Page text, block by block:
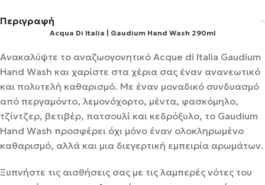
Περιγραφή
Acqua Di Italia | Gaudium Hand Wash 290ml
Ανακαλύψτε το αναζωογονητικό Acque di Italia Gaudium
Hand Wash και χαρίστε στα χέρια σας έναν ανανεωτικό
και πολυτελή καθαρισμό. Με έναν μοναδικό συνδυασμό
από περγαμόντο, λεμονόχορτο, μέντα, φασκόμηλο,
τζίντζερ, βετιβέρ, πατσουλί και κεδρόξυλο, το Gaudium
Hand Wash προσφέρει όχι μόνο έναν ολοκληρωμένο
καθαρισμό, αλλά και μια διεγερτική εμπειρία αρωμάτων.
Ξυπνήστε τις αισθήσεις σας με τις λαμπερές νότες του